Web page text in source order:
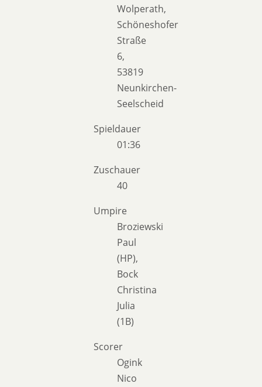
Wolperath,
Schöneshofer
Straße
6,
53819
Neunkirchen-
Seelscheid
Spieldauer
01:36
Zuschauer
40
Umpire
Broziewski
Paul
(HP),
Bock
Christina
Julia
(1B)
Scorer
Ogink
Nico